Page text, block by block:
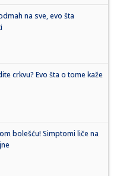
na sve, evo šta
crkvu? Evo šta o tome kaže
bolešću! Simptomi liče na